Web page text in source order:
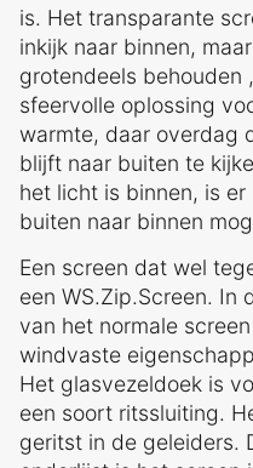
is. Het transparante
inkijk naar binnen,
grotendeels behouden
sfeervolle oplossing
warmte, daar overdag
blijft naar buiten te
het licht is binnen, is
buiten naar binnen
Een screen dat wel
een WS.Zip.Screen. In
van het normale
windvaste
Het glasvezeldoek is
een soort ritssluiting.
geritst in de geleiders.